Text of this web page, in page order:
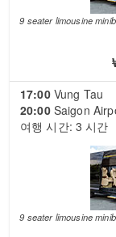
9 seater limousine
17:00Vung Tau
20:00Saigon
여행 시간: 3 시간
9 seater limousine